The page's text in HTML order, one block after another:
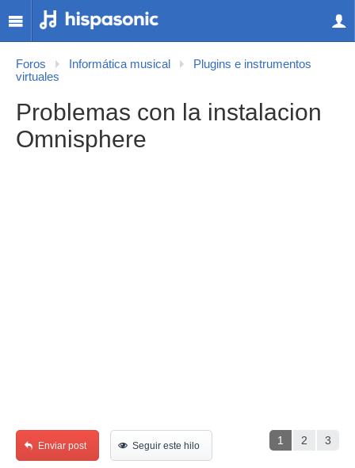
Foros Informática musical
Plugins e instrumentos
virtuales
Problemas con la instalacion
Omnisphere
1 2 3
Enviar post Seguir este hilo